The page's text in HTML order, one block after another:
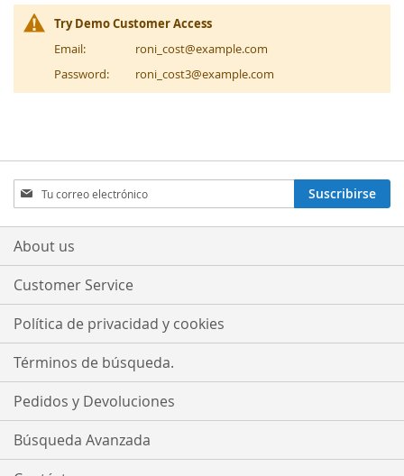
Try Demo Customer Access
Email:
roni_cost@example.com
Password:
roni_cost3@example.com
Sign
Up
for
Our
Suscribirse
About us
Customer Service
Política de privacidad y cookies
Términos de búsqueda.
Pedidos y Devoluciones
Búsqueda Avanzada